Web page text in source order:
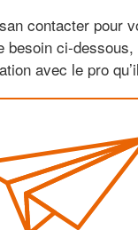
contacter pour
besoin ci-
avec le pro